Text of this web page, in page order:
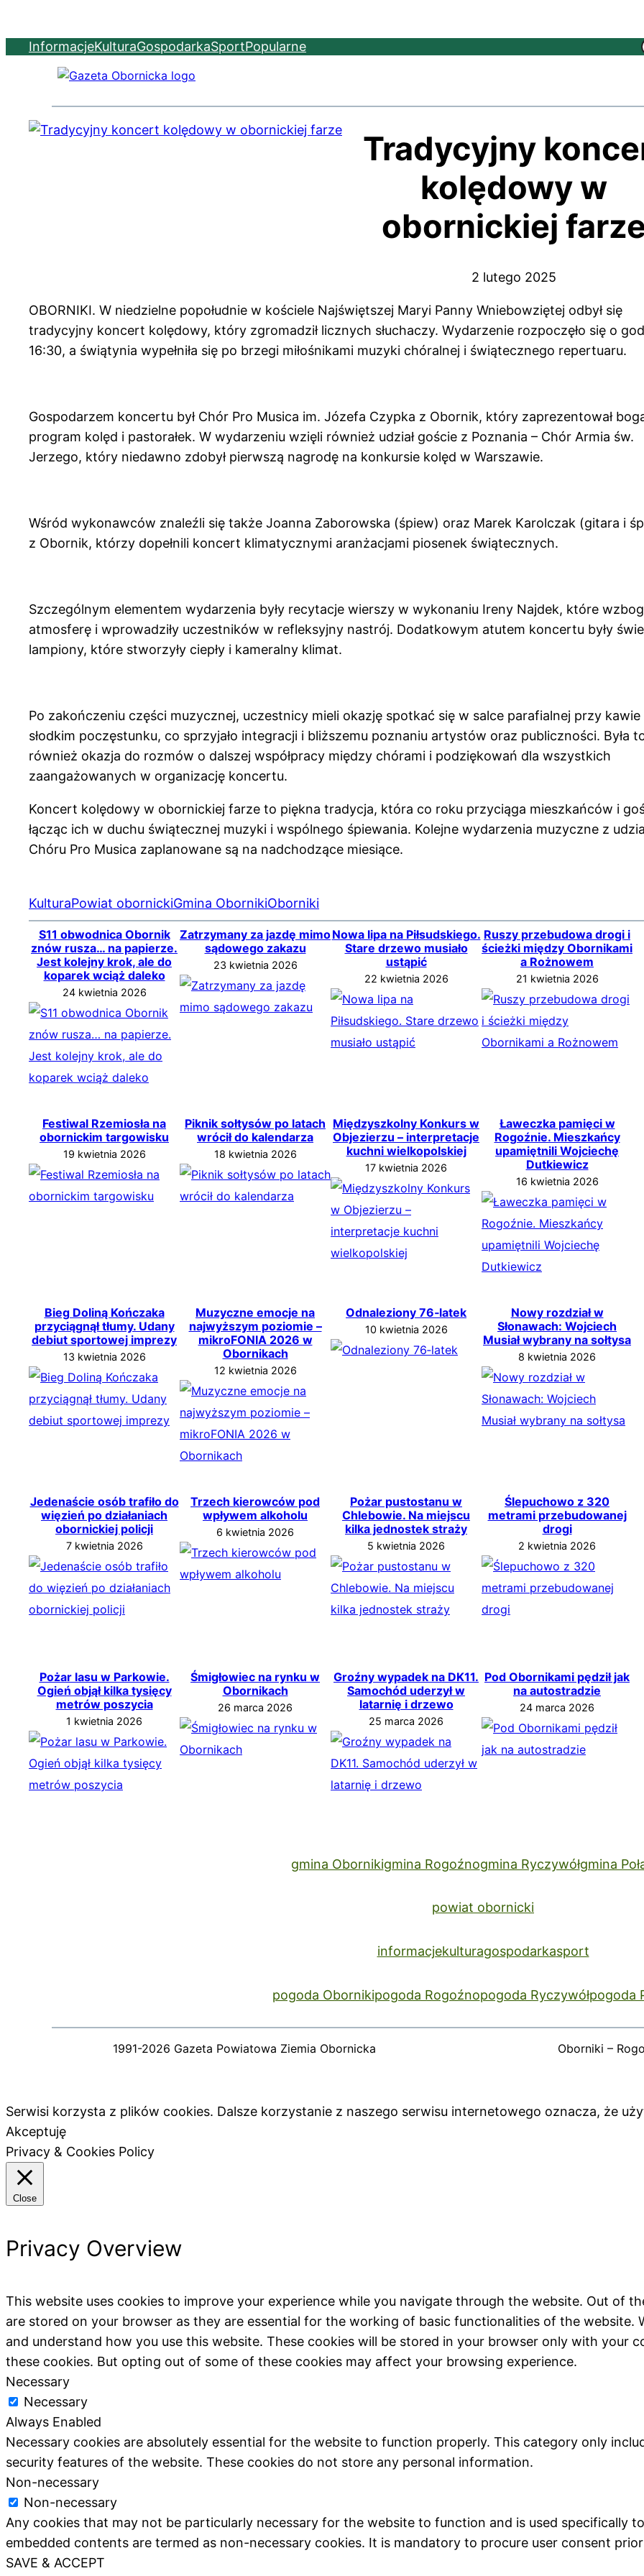
InformacjeKulturaGospodarkaSportPopularne
Tradycyjny
kolędowy w
obornickiej
2 lutego 2025
OBORNIKI. W niedzielne popołudnie w kościele Najświętszej Maryi Panny Wniebowziętej odbył się
tradycyjny koncert kolędowy, który zgromadził licznych słuchaczy. Wydarzenie rozpoczęło się o
16:30, a świątynia wypełniła się po brzegi miłośnikami muzyki chóralnej i świątecznego repertuaru.
Gospodarzem koncertu był Chór Pro Musica im. Józefa Czypka z Obornik, który zaprezentował
program kolęd i pastorałek. W wydarzeniu wzięli również udział goście z Poznania – Chór Armia św.
Jerzego, który niedawno zdobył pierwszą nagrodę na konkursie kolęd w Warszawie.
Wśród wykonawców znaleźli się także Joanna Zaborowska (śpiew) oraz Marek Karolczak (gitara i
z Obornik, którzy dopełnili koncert klimatycznymi aranżacjami piosenek świątecznych.
Szczególnym elementem wydarzenia były recytacje wierszy w wykonaniu Ireny Najdek, które
atmosferę i wprowadziły uczestników w refleksyjny nastrój. Dodatkowym atutem koncertu były
lampiony, które stworzyły ciepły i kameralny klimat.
Po zakończeniu części muzycznej, uczestnicy mieli okazję spotkać się w salce parafialnej przy kawie
słodkim poczęstunku, co sprzyjało integracji i bliższemu poznaniu artystów oraz publiczności. Była
również okazja do rozmów o dalszej współpracy między chórami i podziękowań dla wszystkich
zaangażowanych w organizację koncertu.
Koncert kolędowy w obornickiej farze to piękna tradycja, która co roku przyciąga mieszkańców i
łącząc ich w duchu świątecznej muzyki i wspólnego śpiewania. Kolejne wydarzenia muzyczne z
Chóru Pro Musica zaplanowane są na nadchodzące miesiące.
KulturaPowiat obornickiGmina ObornikiOborniki
S11 obwodnica Obornik
znów rusza… na papierze.
Jest kolejny krok, ale do
koparek wciąż daleko
24 kwietnia 2026
Zatrzymany za jazdę mimo
sądowego zakazu
23 kwietnia 2026
Nowa lipa na Piłsudskiego.
Stare drzewo musiało
ustąpić
22 kwietnia 2026
Ruszy przebudowa drogi i
ścieżki między Obornikami
a Rożnowem
21 kwietnia 2026
Festiwal Rzemiosła na
obornickim targowisku
19 kwietnia 2026
Piknik sołtysów po latach
wrócił do kalendarza
18 kwietnia 2026
Międzyszkolny Konkurs w
Objezierzu – interpretacje
kuchni wielkopolskiej
17 kwietnia 2026
Ławeczka pamięci w
Rogoźnie. Mieszkańcy
upamiętnili Wojciechę
Dutkiewicz
16 kwietnia 2026
Bieg Doliną Kończaka
przyciągnął tłumy. Udany
debiut sportowej imprezy
13 kwietnia 2026
Muzyczne emocje na
najwyższym poziomie –
mikroFONIA 2026 w
Obornikach
12 kwietnia 2026
Odnaleziony 76‑latek
10 kwietnia 2026
Nowy rozdział w
Słonawach: Wojciech
Musiał wybrany na sołtysa
8 kwietnia 2026
Jedenaście osób trafiło do
więzień po działaniach
obornickiej policji
7 kwietnia 2026
Trzech kierowców pod
wpływem alkoholu
6 kwietnia 2026
Pożar pustostanu w
Chlebowie. Na miejscu
kilka jednostek straży
5 kwietnia 2026
Ślepuchowo z 320
metrami przebudowanej
drogi
2 kwietnia 2026
Pożar lasu w Parkowie.
Ogień objął kilka tysięcy
metrów poszycia
1 kwietnia 2026
Śmigłowiec na rynku w
Obornikach
26 marca 2026
Groźny wypadek na DK11.
Samochód uderzył w
latarnię i drzewo
25 marca 2026
Pod Obornikami pędził jak
na autostradzie
24 marca 2026
gmina Obornikigmina Rogoźnogmina Ryczywółgmina
powiat obornicki
informacjekulturagospodarkasport
pogoda Obornikipogoda Rogoźnopogoda Ryczywółpogoda
1991-2026 Gazeta Powiatowa Ziemia Obornicka Oborniki –
Serwisi korzysta z plików cookies. Dalsze korzystanie z naszego serwisu internetowego oznacza, że
Akceptuję
Privacy & Cookies Policy
Close
Privacy Overview
This website uses cookies to improve your experience while you navigate through the website. Out of
are stored on your browser as they are essential for the working of basic functionalities of the website.
and understand how you use this website. These cookies will be stored in your browser only with your
these cookies. But opting out of some of these cookies may affect your browsing experience.
Necessary
Necessary
Always Enabled
Necessary cookies are absolutely essential for the website to function properly. This category only
security features of the website. These cookies do not store any personal information.
Non-necessary
Non-necessary
Any cookies that may not be particularly necessary for the website to function and is used specifically
embedded contents are termed as non-necessary cookies. It is mandatory to procure user consent
SAVE & ACCEPT